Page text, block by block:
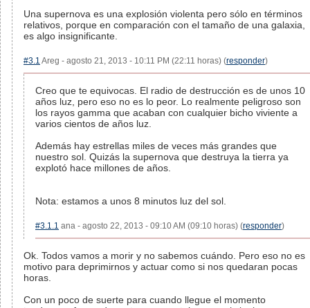
Una supernova es una explosión violenta pero sólo en términos
relativos, porque en comparación con el tamaño de una galaxia,
es algo insignificante.
#3.1 Areg - agosto 21, 2013 - 10:11 PM (22:11 horas) (responder)
Creo que te equivocas. El radio de destrucción es de unos 10
años luz, pero eso no es lo peor. Lo realmente peligroso son
los rayos gamma que acaban con cualquier bicho viviente a
varios cientos de años luz.
Además hay estrellas miles de veces más grandes que
nuestro sol. Quizás la supernova que destruya la tierra ya
explotó hace millones de años.
Nota: estamos a unos 8 minutos luz del sol.
#3.1.1 ana - agosto 22, 2013 - 09:10 AM (09:10 horas) (responder)
Ok. Todos vamos a morir y no sabemos cuándo. Pero eso no es
motivo para deprimirnos y actuar como si nos quedaran pocas
horas.
Con un poco de suerte para cuando llegue el momento